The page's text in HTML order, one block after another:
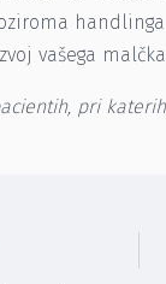
vašega malčka.
pri